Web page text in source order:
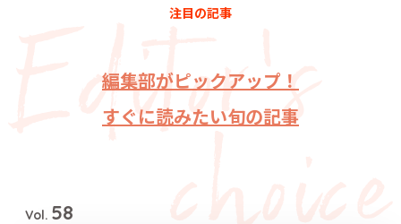
注目の記事
編集部がピックアップ！
すぐに読みたい旬の記事
Vol. 58